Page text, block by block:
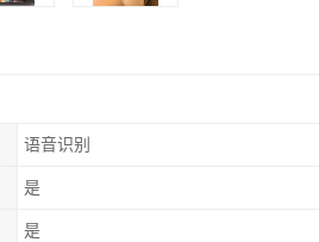
语音识别
是
是